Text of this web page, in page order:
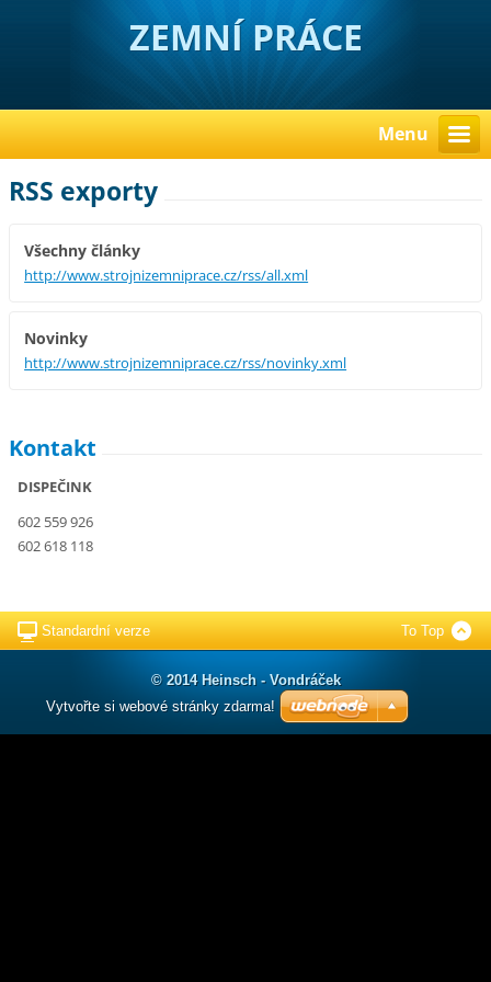
ZEMNÍ PRÁCE
Menu
RSS exporty
Všechny články
http://www.strojnizemniprace.cz/rss/all.xml
Novinky
http://www.strojnizemniprace.cz/rss/novinky.xml
Kontakt
DISPEČINK
602 559 926
602 618 118
Standardní verze To Top
© 2014 Heinsch - Vondráček
Vytvořte si webové stránky zdarma!